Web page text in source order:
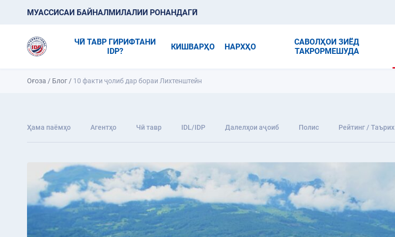
МУАССИСАИ БАЙНАЛМИЛАЛИИ РОНАНДАГӢ
ЧӢ ТАВР ГИРИФТАНИ
IDP?
КИШВАРҲО НАРХҲО
САВОЛҲОИ ЗИЁД
ТАКРОРМЕШУДА
Оғоза / Блог / 10 факти ҷолиб дар бораи Лихтенштейн
Ҳама паёмҳо Агентҳо Чӣ тавр IDL/IDP Далелҳои аҷоиб Полис Рейтинг / Таърих